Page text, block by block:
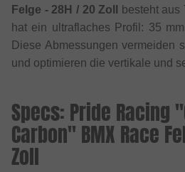
Felge - 28H / 20 Zoll
besteht aus
hat ein ultraflaches Profil: 35
Diese Abmessungen vermeiden
und optimieren die vertikale und
Specs: Pride Racing
Carbon" BMX Race
Zoll